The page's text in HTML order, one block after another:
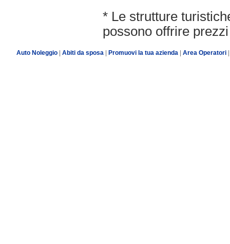
* Le strutture
possono offrire
Auto Noleggio Abiti da sposa Promuovi la tua azienda Area Operatori